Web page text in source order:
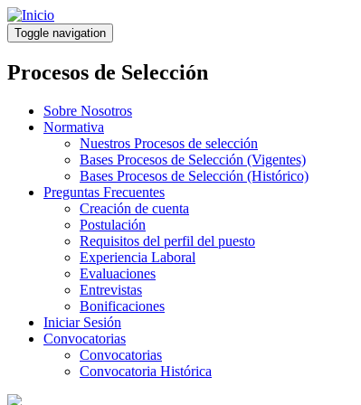
Pasar
al
contenido
principal
Toggle navigation
Procesos de Selección
Sobre Nosotros
Normativa
Nuestros Procesos de selección
Bases Procesos de Selección (Vigentes)
Bases Procesos de Selección (Histórico)
Preguntas Frecuentes
Creación de cuenta
Postulación
Requisitos del perfil del puesto
Experiencia Laboral
Evaluaciones
Entrevistas
Bonificaciones
Iniciar Sesión
Convocatorias
Convocatorias
Convocatoria Histórica